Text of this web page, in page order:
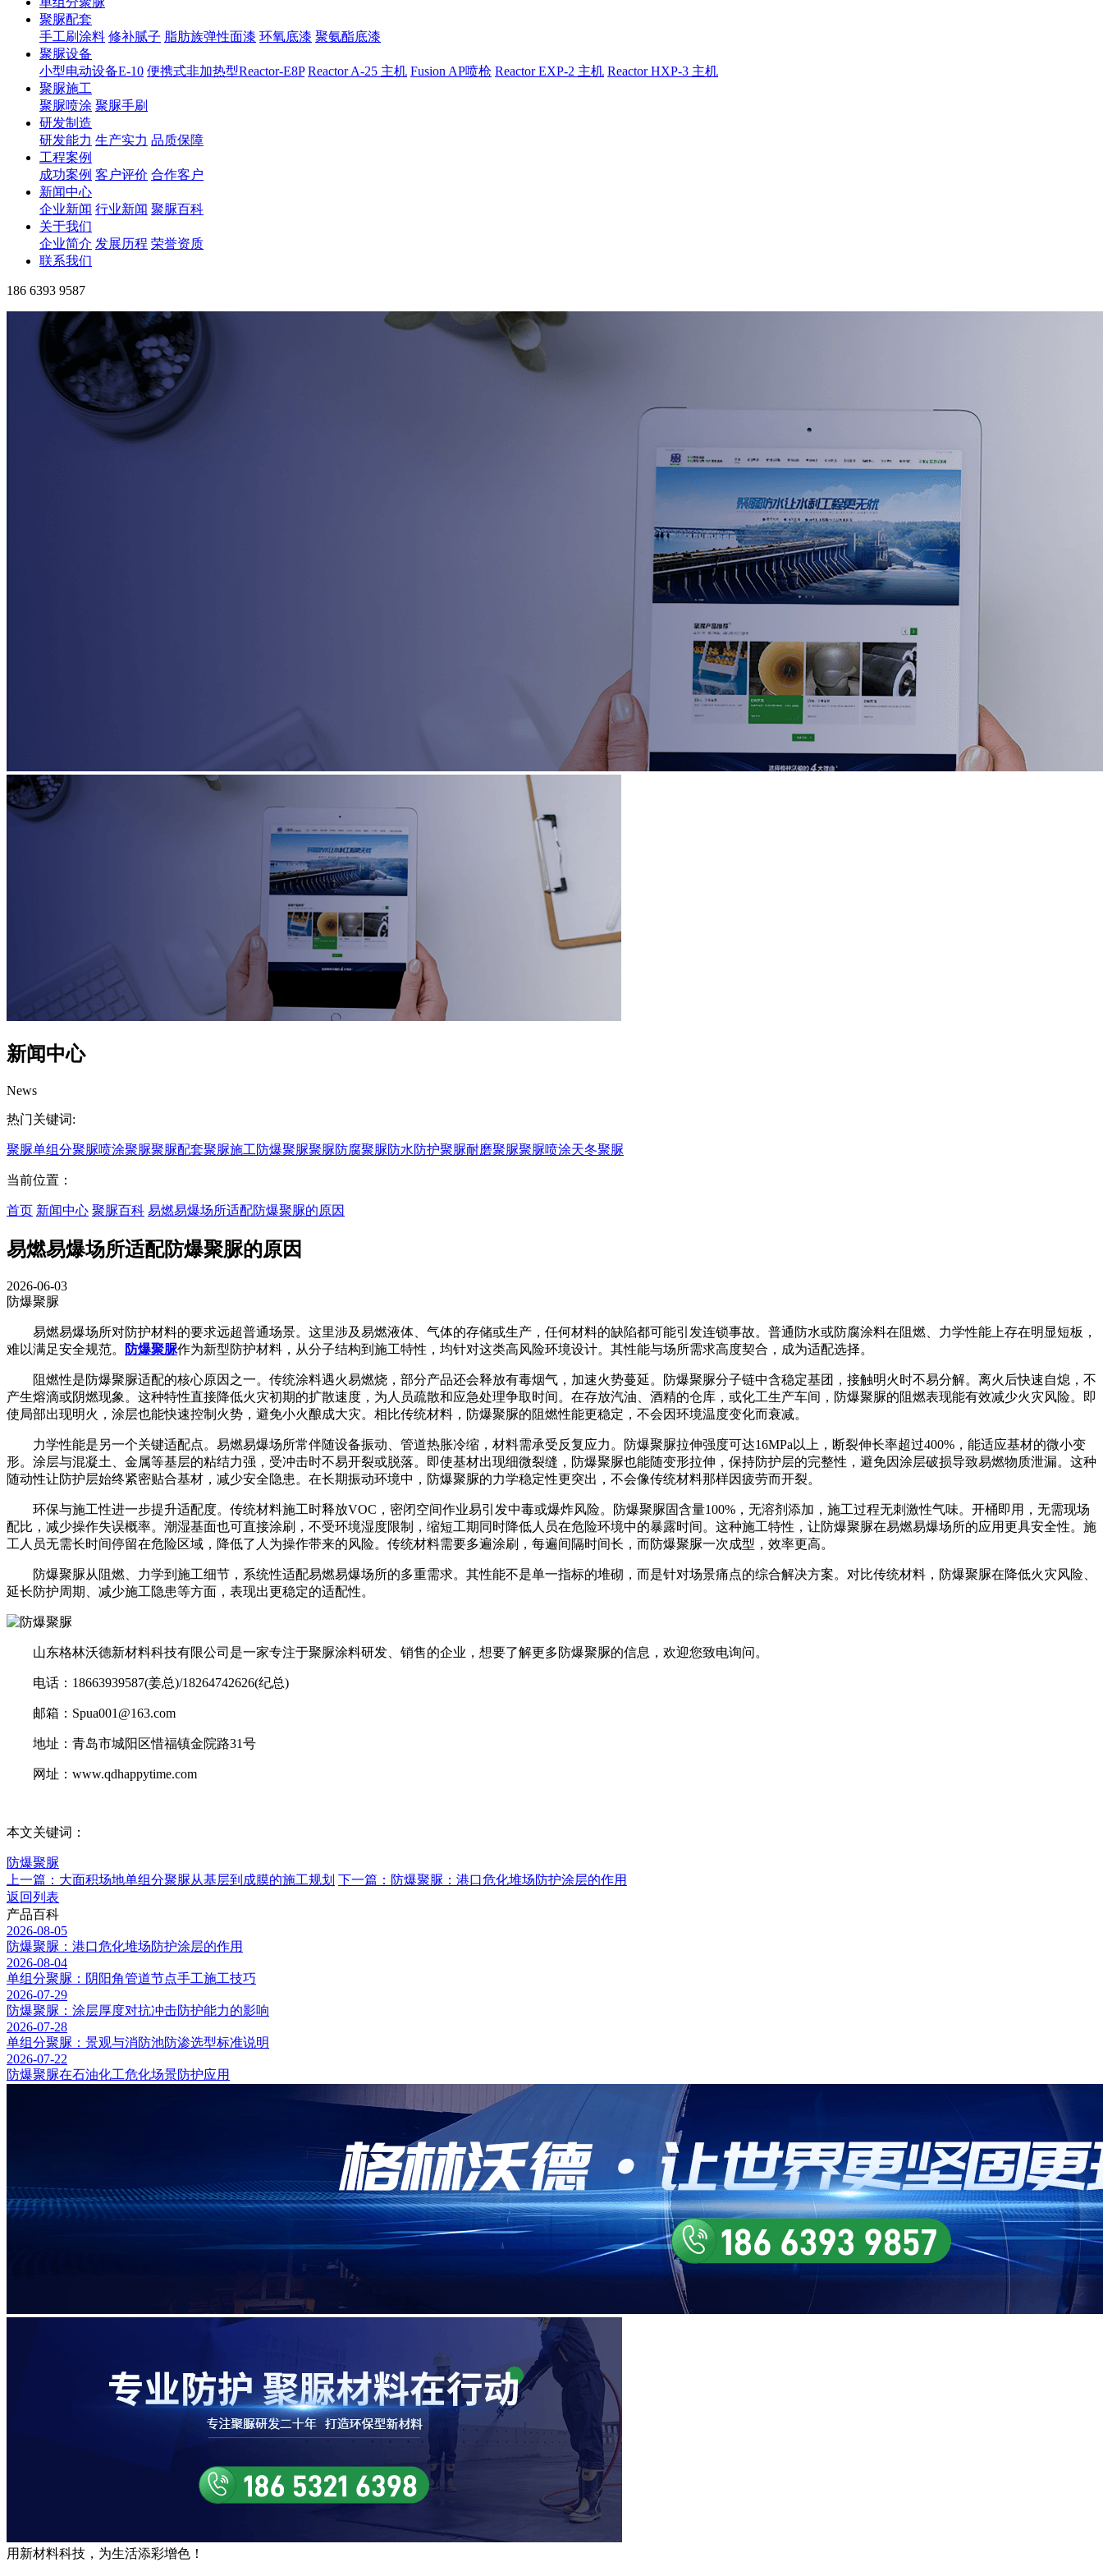
聚脲配套
手工刷涂料 修补腻子 脂肪族弹性面漆 环氧底漆 聚氨酯底漆
聚脲设备
小型电动设备E-10 便携式非加热型Reactor-E8P Reactor A-25 主机 Fusion AP喷枪 Reactor EXP-2 主机 Reactor HXP-3 主机
聚脲施工
聚脲喷涂 聚脲手刷
研发制造
研发能力 生产实力 品质保障
工程案例
成功案例 客户评价 合作客户
新闻中心
企业新闻 行业新闻 聚脲百科
关于我们
企业简介 发展历程 荣誉资质
联系我们
186 6393 9587
新闻中心
News
热门关键词:
聚脲单组分聚脲喷涂聚脲聚脲配套聚脲施工防爆聚脲聚脲防腐聚脲防水防护聚脲耐磨聚脲聚脲喷涂天冬聚脲
当前位置：
首页 新闻中心 聚脲百科 易燃易爆场所适配防爆聚脲的原因
易燃易爆场所适配防爆聚脲的原因
2026-06-03
防爆聚脲
易燃易爆场所对防护材料的要求远超普通场景。这里涉及易燃液体、气体的存储或生产，任何材料的缺陷都可能引发连锁事故。普通防水或防腐涂料在阻燃、力学性能上存在明显短板，
难以满足安全规范。
防爆聚脲作为新型防护材料，从分子结构到施工特性，均针对这类高风险环境设计。其性能与场所需求高度契合，成为适配选择。
阻燃性是防爆聚脲适配的核心原因之一。传统涂料遇火易燃烧，部分产品还会释放有毒烟气，加速火势蔓延。防爆聚脲分子链中含稳定基团，接触明火时不易分解。离火后快速自熄，不
产生熔滴或阴燃现象。这种特性直接降低火灾初期的扩散速度，为人员疏散和应急处理争取时间。在存放汽油、酒精的仓库，或化工生产车间，防爆聚脲的阻燃表现能有效减少火灾风险。即
使局部出现明火，涂层也能快速控制火势，避免小火酿成大灾。相比传统材料，防爆聚脲的阻燃性能更稳定，不会因环境温度变化而衰减。
力学性能是另一个关键适配点。易燃易爆场所常伴随设备振动、管道热胀冷缩，材料需承受反复应力。防爆聚脲拉伸强度可达16MPa以上，断裂伸长率超过400%，能适应基材的微小变
形。涂层与混凝土、金属等基层的粘结力强，受冲击时不易开裂或脱落。即使基材出现细微裂缝，防爆聚脲也能随变形拉伸，保持防护层的完整性，避免因涂层破损导致易燃物质泄漏。这种
随动性让防护层始终紧密贴合基材，减少安全隐患。在长期振动环境中，防爆聚脲的力学稳定性更突出，不会像传统材料那样因疲劳而开裂。
环保与施工性进一步提升适配度。传统材料施工时释放VOC，密闭空间作业易引发中毒或爆炸风险。防爆聚脲固含量100%，无溶剂添加，施工过程无刺激性气味。开桶即用，无需现场
配比，减少操作失误概率。潮湿基面也可直接涂刷，不受环境湿度限制，缩短工期同时降低人员在危险环境中的暴露时间。这种施工特性，让防爆聚脲在易燃易爆场所的应用更具安全性。施
工人员无需长时间停留在危险区域，降低了人为操作带来的风险。传统材料需要多遍涂刷，每遍间隔时间长，而防爆聚脲一次成型，效率更高。
防爆聚脲从阻燃、力学到施工细节，系统性适配易燃易爆场所的多重需求。其性能不是单一指标的堆砌，而是针对场景痛点的综合解决方案。对比传统材料，防爆聚脲在降低火灾风险、
延长防护周期、减少施工隐患等方面，表现出更稳定的适配性。
山东格林沃德新材料科技有限公司是一家专注于聚脲涂料研发、销售的企业，想要了解更多防爆聚脲的信息，欢迎您致电询问。
电话：18663939587(姜总)/18264742626(纪总)
邮箱：Spua001@163.com
地址：青岛市城阳区惜福镇金院路31号
网址：www.qdhappytime.com
本文关键词：
防爆聚脲
上一篇：大面积场地单组分聚脲从基层到成膜的施工规划 下一篇：防爆聚脲：港口危化堆场防护涂层的作用
返回列表
产品百科
2026-08-05
防爆聚脲：港口危化堆场防护涂层的作用
2026-08-04
单组分聚脲：阴阳角管道节点手工施工技巧
2026-07-29
防爆聚脲：涂层厚度对抗冲击防护能力的影响
2026-07-28
单组分聚脲：景观与消防池防渗选型标准说明
2026-07-22
防爆聚脲在石油化工危化场景防护应用
用 新材料科技，为生活添彩增色 ！